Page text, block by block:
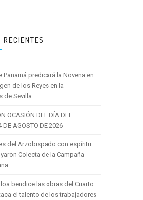
RECIENTES
Panamá predicará la Novena en
de los Reyes en la
de Sevilla
OCASIÓN DEL DÍA DEL
DE AGOSTO DE 2026
del Arzobispado con espíritu
Colecta de la Campaña
bendice las obras del Cuarto
el talento de los trabajadores